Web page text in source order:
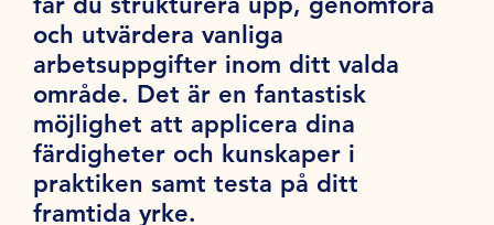
och utvärdera vanliga
arbetsuppgifter inom ditt valda
område. Det är en fantastisk
möjlighet att applicera dina
färdigheter och kunskaper i
praktiken samt testa på ditt
framtida yrke.